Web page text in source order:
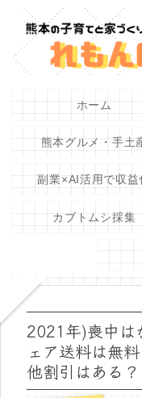
ホーム
熊本グルメ・手土
副業×AI活用で収益
カブトムシ採集
2021年)喪中は
ェア送料は無
他割引はある？